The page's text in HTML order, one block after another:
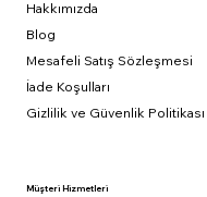
Hakkımızda
Blog
Mesafeli Satış Sözleşmesi
İade Koşulları
Gizlilik ve Güvenlik Politikası
Müşteri Hizmetleri